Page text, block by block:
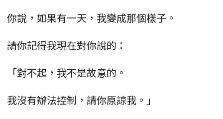
你說，如果有一天，我變成那個樣子。
請你記得我現在對你說的：
「對不起，我不是故意的。
我沒有辦法控制，請你原諒我。」